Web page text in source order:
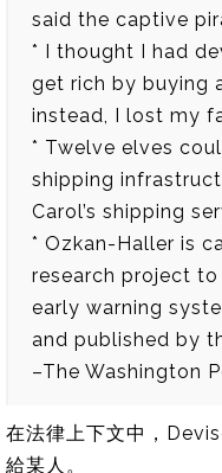
said the captive
* I thought I had
get rich by buying
instead, I lost my
* Twelve elves
shipping
Carol’s shipping
* Ozkan-Haller is
research project
early warning
and published by
–The Washington
在法律上下文中，
給某人。